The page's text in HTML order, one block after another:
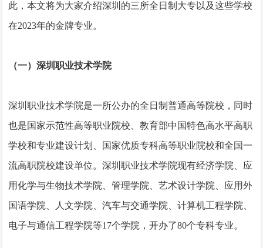
此，本文将为大家介绍深圳的三所全日制大专以及这些学校
在2023年的金牌专业。
（一）深圳职业技术学院
深圳职业技术学院是一所公办的全日制普通高等院校，同时
也是国家示范性高等职业院校、教育部中国特色高水平高职
学校和专业建设计划、国家优质专科高等职业院校和全国一
流高职院校建设单位。深圳职业技术学院现有经济学院、应
用化学与生物技术学院、管理学院、艺术设计学院、应用外
国语学院、人文学院、汽车与交通学院、计算机工程学院、
电子与通信工程学院等17个学院，开办了80个专科专业。